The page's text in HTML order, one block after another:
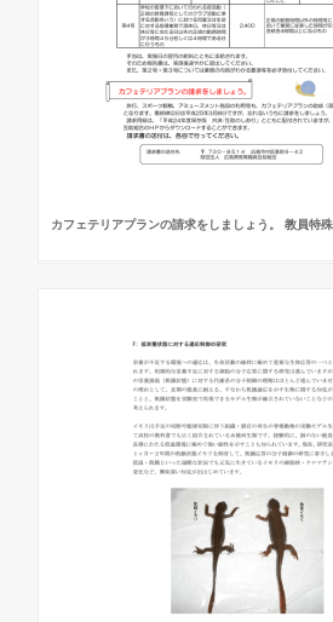
カフェテリアプランの請求をしましょう。 教員特